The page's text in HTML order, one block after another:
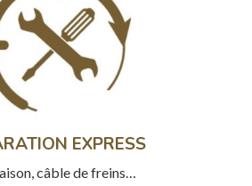
EXPRESS
câble de freins…